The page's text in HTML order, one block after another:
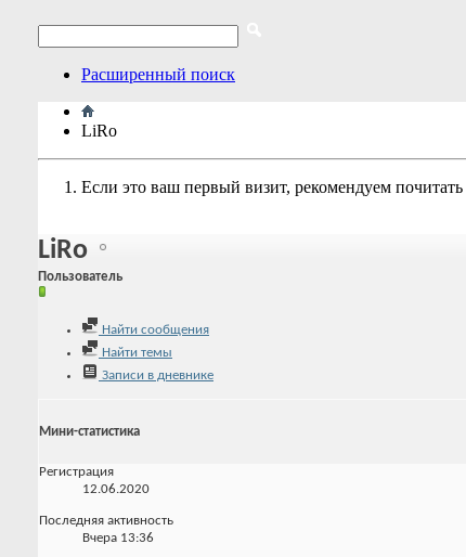
Расширенный поиск
LiRo
Если это ваш первый визит, рекомендуем почитать
LiRo
Пользователь
Найти сообщения
Найти темы
Записи в дневнике
Мини-статистика
Регистрация
12.06.2020
Последняя активность
Вчера 13:36